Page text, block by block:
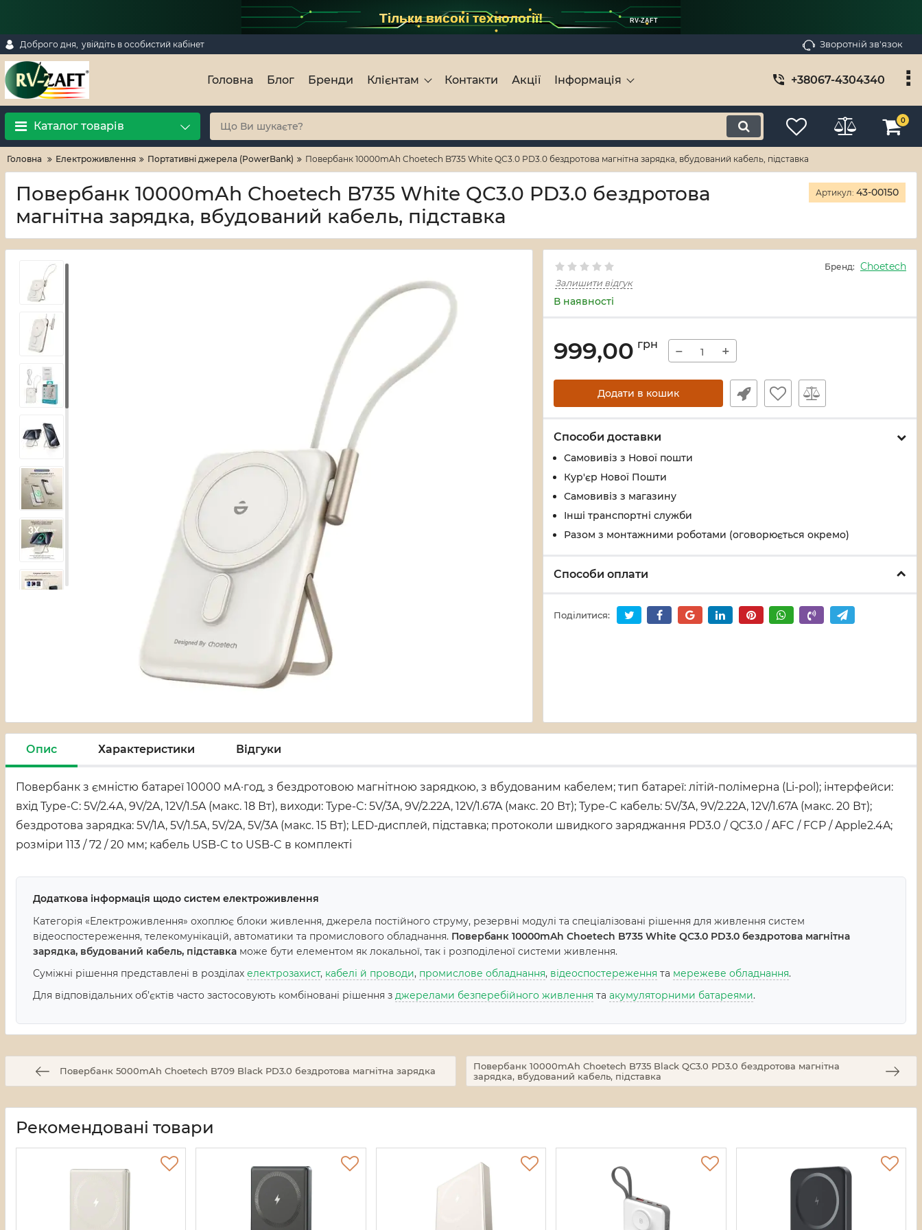
Тільки високі технології! RV-ZAFT
Доброго дня, увійдіть в особистий кабінет Зворотній зв'язок
Головна Блог Бренди Клієнтам Контакти Акції Інформація +38067-4304340
Каталог товарів 0
Головна Електроживлення Портативні джерела (PowerBank) Повербанк 10000mAh Choetech B735 White QC3.0 PD3.0 бездротова магнітна зарядка, вбудований кабель, підставка
Повербанк 10000mAh Choetech B735 White QC3.0 PD3.0 бездротова
магнітна зарядка, вбудований кабель, підставка
Артикул: 43-00150
Бренд: Choetech
Залишити відгук
В наявності
999,00 грн − +
Додати в кошик
Способи доставки
Самовивіз з Нової пошти
Кур'єр Нової Пошти
Самовивіз з магазину
Інші транспортні служби
Разом з монтажними роботами (оговорюється окремо)
Способи оплати
Поділитися:
Опис Характеристики Відгуки
Повербанк з ємністю батареї 10000 мА·год, з бездротовою магнітною зарядкою, з вбудованим кабелем; тип батареї: літій-полімерна (Li-pol); інтерфейси:
вхід Type-C: 5V/2.4A, 9V/2A, 12V/1.5A (макс. 18 Вт), виходи: Type-C: 5V/3A, 9V/2.22A, 12V/1.67A (макс. 20 Вт); Type-C кабель: 5V/3A, 9V/2.22A, 12V/1.67A (макс. 20 Вт);
бездротова зарядка: 5V/1A, 5V/1.5A, 5V/2A, 5V/3A (макс. 15 Вт); LED-дисплей, підставка; протоколи швидкого заряджання PD3.0 / QC3.0 / AFC / FCP / Apple2.4A;
розміри 113 / 72 / 20 мм; кабель USB-C to USB-C в комплекті
Додаткова інформація щодо систем електроживлення
Категорія «Електроживлення» охоплює блоки живлення, джерела постійного струму, резервні модулі та спеціалізовані рішення для живлення систем
відеоспостереження, телекомунікацій, автоматики та промислового обладнання. Повербанк 10000mAh Choetech B735 White QC3.0 PD3.0 бездротова магнітна
зарядка, вбудований кабель, підставка може бути елементом як локальної, так і розподіленої системи живлення.
Суміжні рішення представлені в розділах електрозахист, кабелі й проводи, промислове обладнання, відеоспостереження та мережеве обладнання.
Для відповідальних об’єктів часто застосовують комбіновані рішення з джерелами безперебійного живлення та акумуляторними батареями.
Повербанк 5000mAh Choetech B709 Black PD3.0 бездротова магнітна зарядка
Повербанк 10000mAh Choetech B735 Black QC3.0 PD3.0 бездротова магнітна
зарядка, вбудований кабель, підставка
Рекомендовані товари